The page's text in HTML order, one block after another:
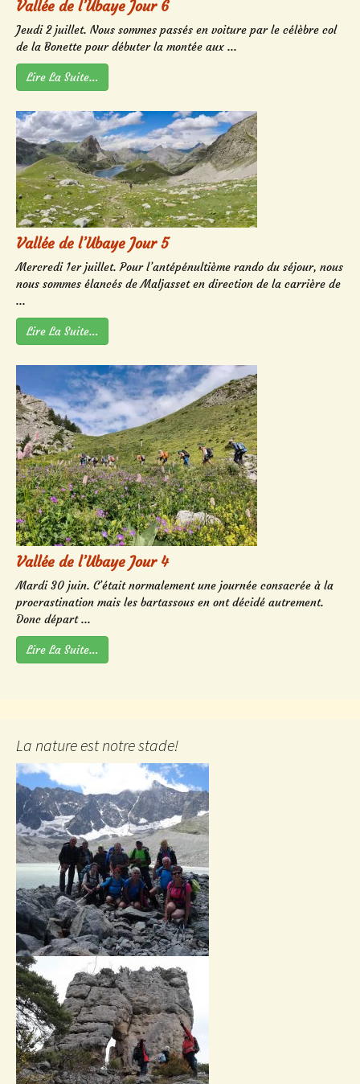
Vallée de l’Ubaye Jour 6
Jeudi 2 juillet. Nous sommes passés en voiture par le célèbre col
de la Bonette pour débuter la montée aux ...
Lire La Suite…
Vallée de l’Ubaye Jour 5
Mercredi 1er juillet. Pour l’antépénultième rando du séjour, nous
nous sommes élancés de Maljasset en direction de la carrière de
...
Lire La Suite…
Vallée de l’Ubaye Jour 4
Mardi 30 juin. C’était normalement une journée consacrée à la
procrastination mais les bartassous en ont décidé autrement.
Donc départ ...
Lire La Suite…
La nature est notre stade!